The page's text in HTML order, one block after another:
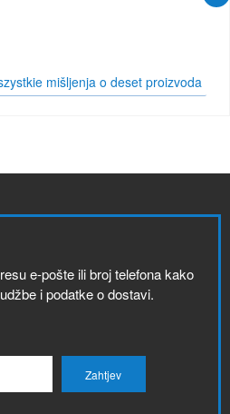
mišljenja o deset proizvoda
e-pošte ili broj telefona kako
i podatke o dostavi.